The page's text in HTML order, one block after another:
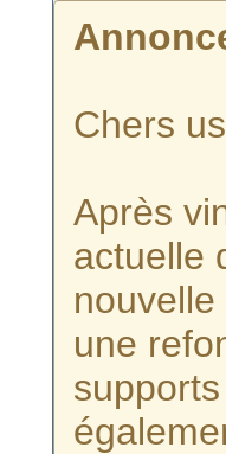
Chers
Après
actuelle
une